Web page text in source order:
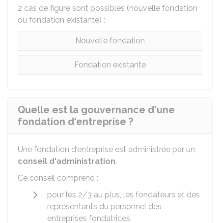
2 cas de figure sont possibles (nouvelle fondation
ou fondation existante) :
Nouvelle fondation
Fondation existante
Quelle est la gouvernance d'une
fondation d'entreprise ?
Une fondation d'entreprise est administrée par un
conseil d'administration.
Ce conseil comprend :
pour les 2/3 au plus, les fondateurs et des
représentants du personnel des
entreprises fondatrices,